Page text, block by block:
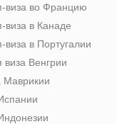
виза во Францию
виза в Канаде
виза в Португалии
виза Венгрии